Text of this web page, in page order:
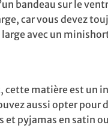
bandeau sur le
car vous devez
avec un
cette matière est un
aussi opter pour
pyjamas en satin